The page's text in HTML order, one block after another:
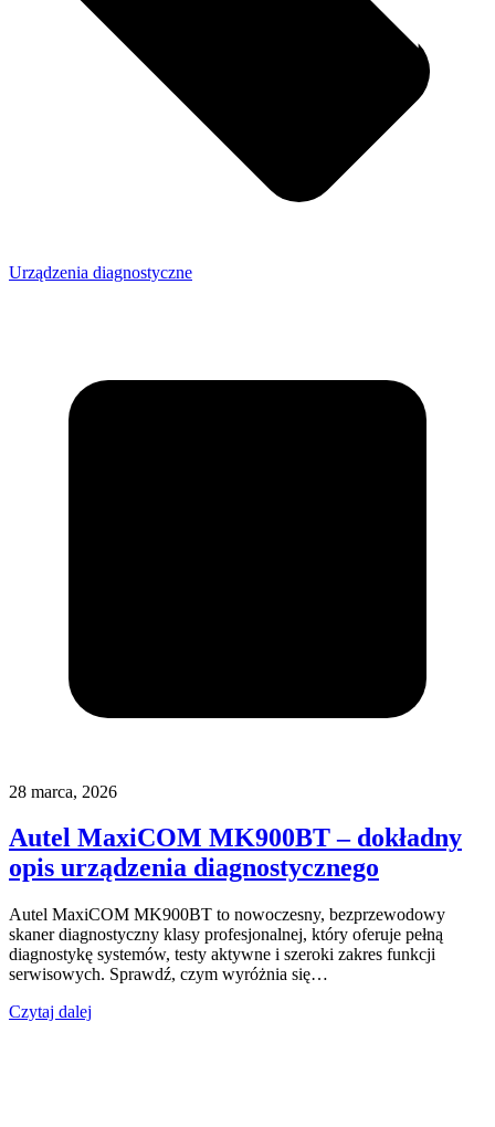
Urządzenia diagnostyczne
28 marca, 2026
Autel MaxiCOM MK900BT – dokładny
opis urządzenia diagnostycznego
Autel MaxiCOM MK900BT to nowoczesny, bezprzewodowy
skaner diagnostyczny klasy profesjonalnej, który oferuje pełną
diagnostykę systemów, testy aktywne i szeroki zakres funkcji
serwisowych. Sprawdź, czym wyróżnia się…
Czytaj dalej